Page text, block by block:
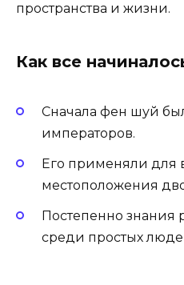
пространства и жизни.
Как все
Сначала фен шуй
императоров.
Его применяли для
местоположения
Постепенно знания
среди простых